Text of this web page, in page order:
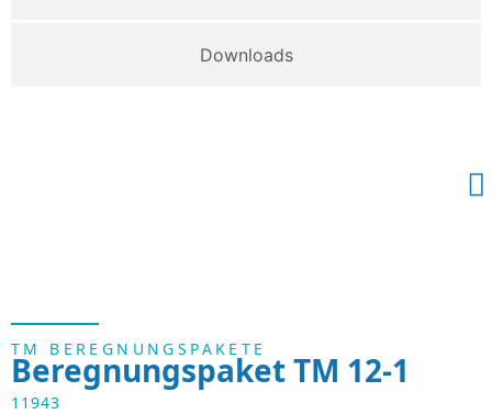
Downloads
TM BEREGNUNGSPAKETE
Beregnungspaket TM 12-1
11943